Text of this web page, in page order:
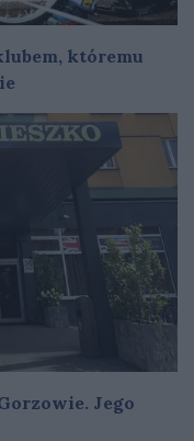
któremu
Jego